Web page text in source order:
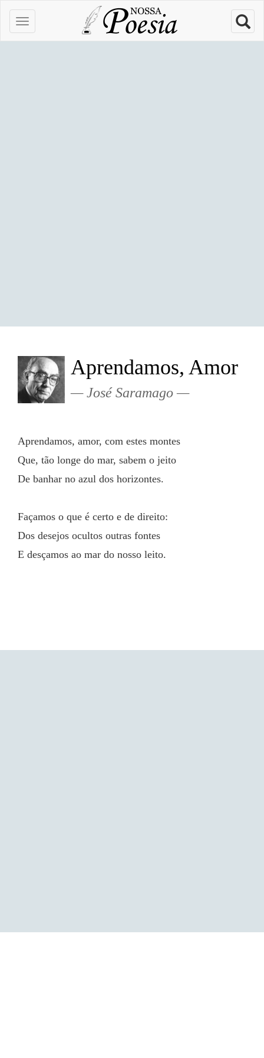
Aprendamos, Amor
José Saramago
Aprendamos, amor, com estes montes
Que, tão longe do mar, sabem o jeito
De banhar no azul dos horizontes.
Façamos o que é certo e de direito:
Dos desejos ocultos outras fontes
E desçamos ao mar do nosso leito.